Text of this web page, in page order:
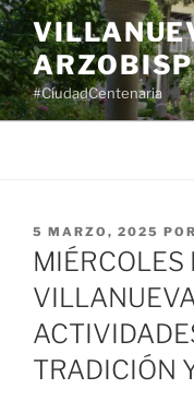
Saltar
al
contenido
#CiudadCentenaria
PUBLICADO
EL
5 MARZO, 2025 POR
MIÉRCOLES
TRADICIÓN